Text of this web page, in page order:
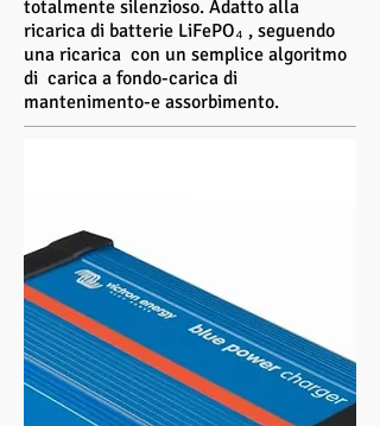
totalmente silenzioso. Adatto alla
ricarica di batterie LiFePO₄ , seguendo
una ricarica con un semplice algoritmo
di carica a fondo-carica di
mantenimento-e assorbimento.